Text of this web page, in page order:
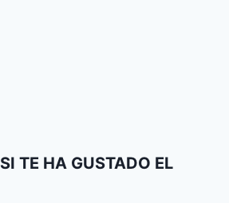
TE HA GUSTADO EL